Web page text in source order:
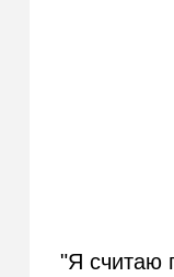
"Я считаю